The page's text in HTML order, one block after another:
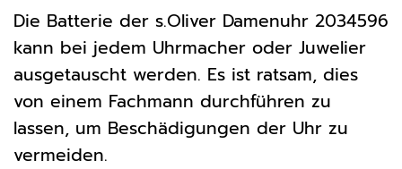
Die Batterie der s.Oliver Damenuhr 2034596
kann bei jedem Uhrmacher oder Juwelier
ausgetauscht werden. Es ist ratsam, dies
von einem Fachmann durchführen zu
lassen, um Beschädigungen der Uhr zu
vermeiden.